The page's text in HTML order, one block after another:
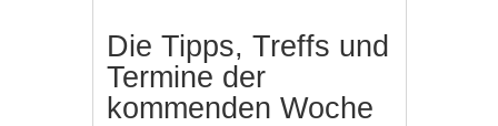
Die Tipps, Treffs und
Termine der
kommenden Woche